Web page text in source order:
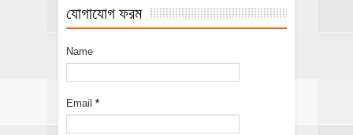
যোগাযোগ ফরম
Name
Email *